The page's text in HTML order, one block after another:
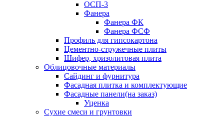
ОСП-3
Фанера
Фанера ФК
Фанера ФСФ
Профиль для гипсокартона
Цементно-стружечные плиты
Шифер, хризолитовая плита
Облицовочные материалы
Сайдинг и фурнитура
Фасадная плитка и комплектующие
Фасадные панели(на заказ)
Уценка
Сухие смеси и грунтовки